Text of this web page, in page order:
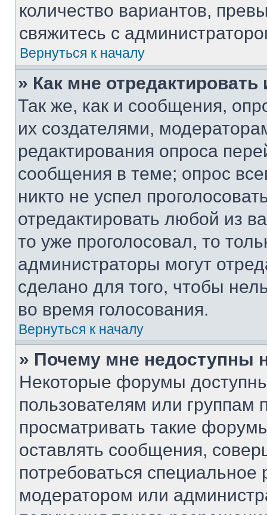
количество вариантов,
свяжитесь с
Вернуться к началу
» Как мне
Так же, как и сообщения,
их создателями,
редактирования опроса
сообщения в теме; опрос
никто не успел
отредактировать любой из
то уже проголосовал, то
администраторы могут
сделано для того, чтобы
во время голосования.
Вернуться к началу
» Почему мне недоступны
Некоторые форумы
пользователям или группам
просматривать такие
оставлять сообщения,
потребоваться
модератором или